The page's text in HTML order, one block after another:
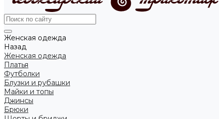
Женская одежда
Назад
Женская одежда
Платья
Футболки
Блузки и рубашки
Майки и топы
Джинсы
Брюки